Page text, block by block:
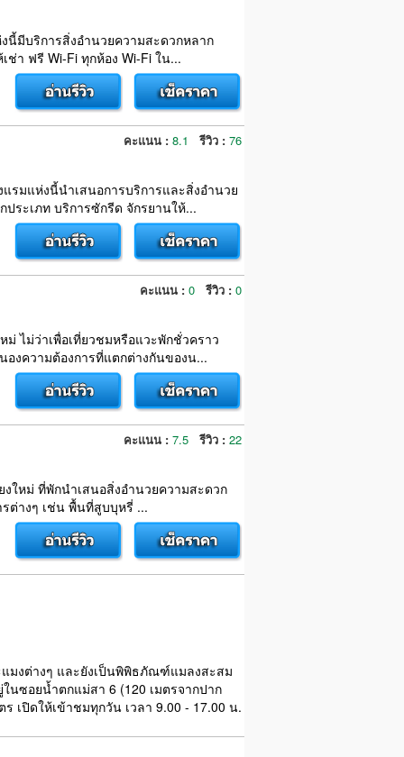
นี้มีบริการสิ่งอำนวยความสะดวกหลาก
า ฟรี Wi-Fi ทุกห้อง Wi-Fi ใน...
คะแนน : 8.1 รีวิว : 76
แรมแห่งนี้นำเสนอการบริการและสิ่งอำนวย
ระเภท บริการซักรีด จักรยานให้...
คะแนน : 0 รีวิว : 0
ไม่ว่าเพื่อเที่ยวชมหรือแวะพักชั่วคราว
งความต้องการที่แตกต่างกันของน...
คะแนน : 7.5 รีวิว : 22
ใหม่ ที่พักนำเสนอสิ่งอำนวยความสะดวก
ต่างๆ เช่น พื้นที่สูบบุหรี่ ...
มงต่างๆ และยังเป็นพิพิธภัณฑ์แมลงสะสม
นซอยน้ำตกแม่สา 6 (120 เมตรจากปาก
เปิดให้เข้าชมทุกวัน เวลา 9.00 - 17.00 น.